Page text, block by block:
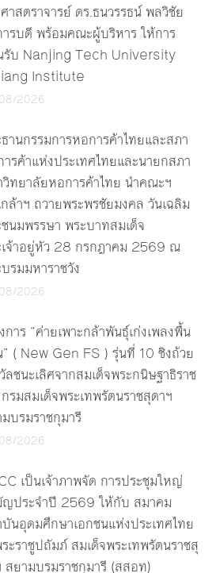
าสตราจารย์ ดร.ธนวรรธน์ พลวิชัย
รบดี พร้อมคณะผู้บริหาร ให้การ
รับ Nanjing Tech University
Institute
2026
านกรรมการหอการค้าไทยและสภา
รค้าแห่งประเทศไทยและนายกสภา
ทยาลัยหอการค้าไทย นำคณะฯ
ล้าฯ ถวายพระพรชัยมงคล วันเฉลิม
นมพรรษา พระบาทสมเด็จ
จ้าอยู่หัว 28 กรกฎาคม 2569 ณ
รมมหาราชวัง
2026
การ “ค่ายเพาะกล้าพันธุ์เก่งเพลงพื้น
( New Gen FS ) รุ่นที่ 10 ชิงถ้วย
ลชนะเลิศจากสมเด็จพระกนิษฐาธิราช
กรมสมเด็จพระเทพรัตนราชสุดาฯ
บรมราชกุมารี
2026
เป็นเจ้าภาพจัด การประชุมใหญ่
ญประจำปี 2569 ให้กับ สมาคม
นอุดมศึกษาเอกชนแห่งประเทศไทย
ะราชูปถัมภ์ สมเด็จพระเทพรัตนราชสุ
สยามบรมราชกุมารี (สสอท)